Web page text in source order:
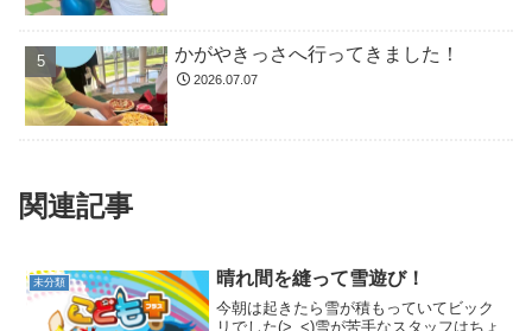
かがやきっさへ行ってきました！
2026.07.07
関連記事
未分類 晴れ間を縫って雪遊び！
今朝は起きたら雪が積もっていてビック
リでした(>_<)雪が苦手なスタッフはちょ